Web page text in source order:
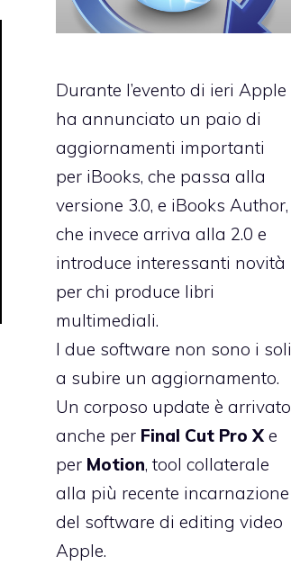
Durante l’evento di ieri Apple
ha annunciato un paio di
aggiornamenti importanti
per iBooks, che passa alla
versione 3.0, e iBooks Author,
che invece arriva alla 2.0 e
introduce interessanti novità
per chi produce libri
multimediali.
I due software non sono i soli
a subire un aggiornamento.
Un corposo update è arrivato
anche per Final Cut Pro Xe
per Motion, tool collaterale
alla più recente incarnazione
del software di editing video
Apple.